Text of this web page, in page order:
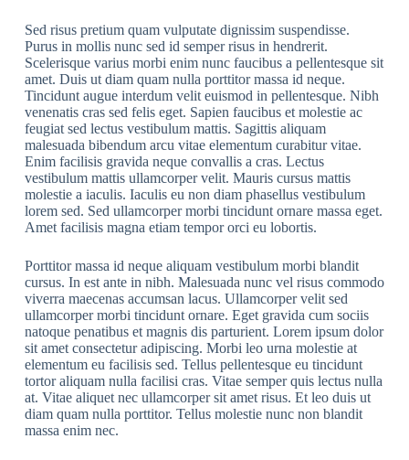
Sed risus pretium quam vulputate dignissim suspendisse.
Purus in mollis nunc sed id semper risus in hendrerit.
Scelerisque varius morbi enim nunc faucibus a pellentesque sit
amet. Duis ut diam quam nulla porttitor massa id neque.
Tincidunt augue interdum velit euismod in pellentesque. Nibh
venenatis cras sed felis eget. Sapien faucibus et molestie ac
feugiat sed lectus vestibulum mattis. Sagittis aliquam
malesuada bibendum arcu vitae elementum curabitur vitae.
Enim facilisis gravida neque convallis a cras. Lectus
vestibulum mattis ullamcorper velit. Mauris cursus mattis
molestie a iaculis. Iaculis eu non diam phasellus vestibulum
lorem sed. Sed ullamcorper morbi tincidunt ornare massa eget.
Amet facilisis magna etiam tempor orci eu lobortis.
Porttitor massa id neque aliquam vestibulum morbi blandit
cursus. In est ante in nibh. Malesuada nunc vel risus commodo
viverra maecenas accumsan lacus. Ullamcorper velit sed
ullamcorper morbi tincidunt ornare. Eget gravida cum sociis
natoque penatibus et magnis dis parturient. Lorem ipsum dolor
sit amet consectetur adipiscing. Morbi leo urna molestie at
elementum eu facilisis sed. Tellus pellentesque eu tincidunt
tortor aliquam nulla facilisi cras. Vitae semper quis lectus nulla
at. Vitae aliquet nec ullamcorper sit amet risus. Et leo duis ut
diam quam nulla porttitor. Tellus molestie nunc non blandit
massa enim nec.